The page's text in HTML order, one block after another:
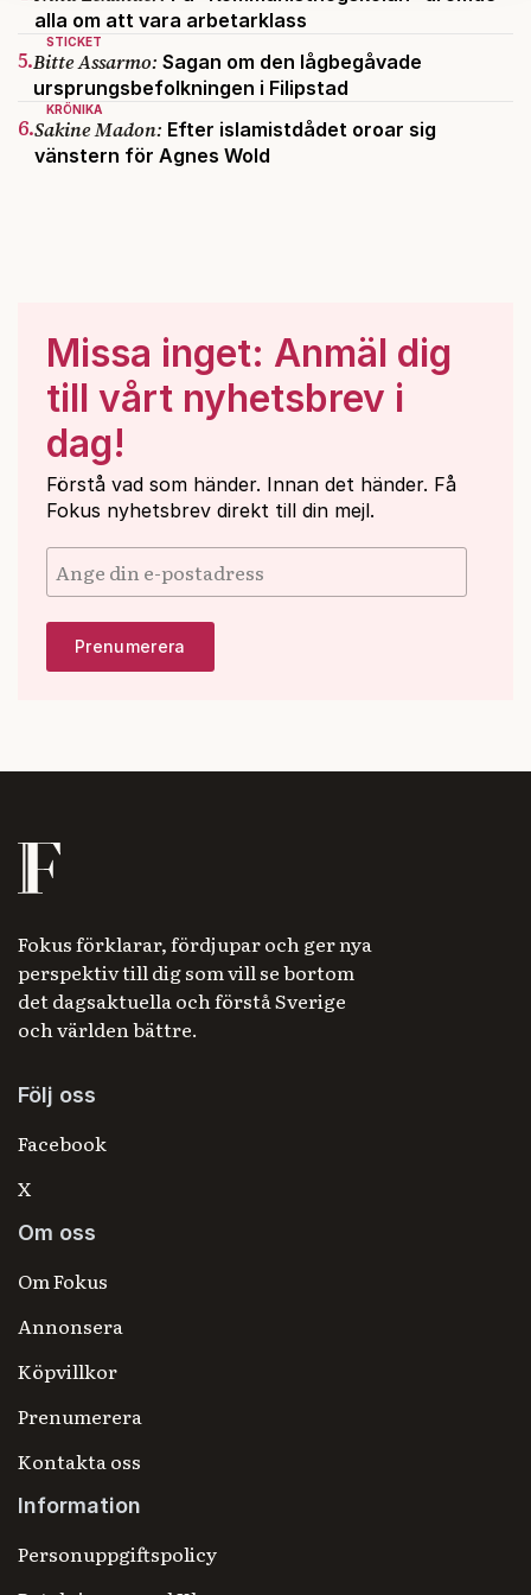
kan du göra det
alla om att vara arbetarklass
STICKET
5.Bitte Assarmo: Sagan om den lågbegåvade
ursprungsbefolkningen i Filipstad
KRÖNIKA
6.Sakine Madon: Efter islamistdådet oroar sig
vänstern för Agnes Wold
Missa inget: Anmäl dig
till vårt nyhetsbrev i
dag!
Förstå vad som händer. Innan det händer. Få
Fokus nyhetsbrev direkt till din mejl.
Fokus förklarar, fördjupar och ger nya
perspektiv till dig som vill se bortom
det dagsaktuella och förstå Sverige
och världen bättre.
Följ oss
Facebook
X
Om oss
Om Fokus
Annonsera
Köpvillkor
Prenumerera
Kontakta oss
Information
Personuppgiftspolicy